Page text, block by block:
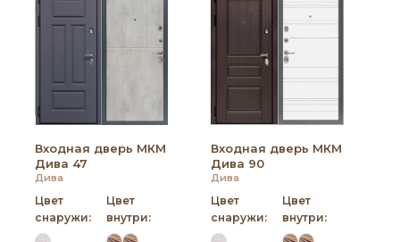
Входная дверь МКМ
Дива 47
Дива
Цвет
снаружи:
Цвет
внутри:
Входная дверь МКМ
Дива 90
Дива
Цвет
снаружи:
Цвет
внутри: